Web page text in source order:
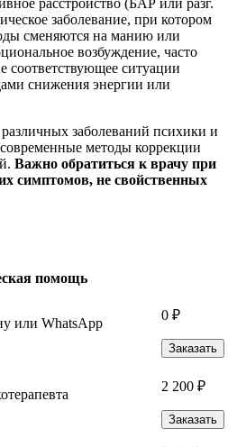
расстройство (БАР или разг.
заболевание, при котором
сменяются на манию или
возбуждение, часто
соответствующее ситуации
снижения энергии или
заболеваний психики и
методы коррекции
Важно обратиться к врачу при
симптомов, не свойственных
помощь
или WhatsApp
0 ₽
Заказать
2 200 ₽
Заказать